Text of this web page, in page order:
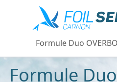
Formule Duo
Formule Duo